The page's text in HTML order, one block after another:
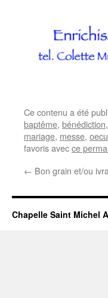
Ce contenu a été
baptême, bénédiction,
mariage, messe,
favoris avecce
← Bon grain et/ou
Chapelle Saint Michel